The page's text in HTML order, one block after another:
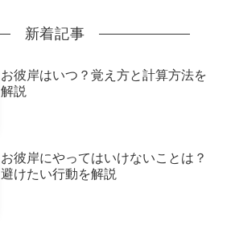
新着記事
お彼岸はいつ？覚え方と計算方法を
解説
お彼岸にやってはいけないことは？
避けたい行動を解説